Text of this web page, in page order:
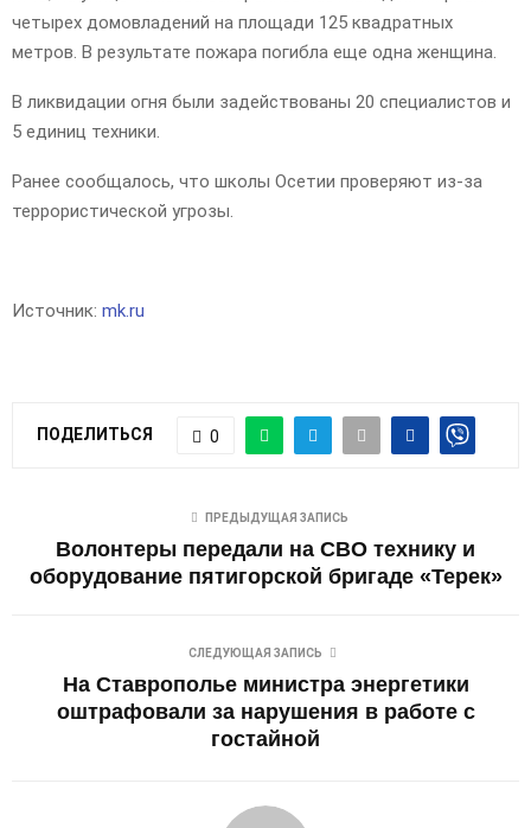
четырех домовладений на площади 125 квадратных
метров. В результате пожара погибла еще одна женщина.
В ликвидации огня были задействованы 20 специалистов и
5 единиц техники.
Ранее сообщалось, что школы Осетии проверяют из-за
террористической угрозы.
Источник: mk.ru
ПОДЕЛИТЬСЯ 0
ПРЕДЫДУЩАЯ ЗАПИСЬ
Волонтеры передали на СВО технику и
оборудование пятигорской бригаде «Терек»
СЛЕДУЮЩАЯ ЗАПИСЬ
На Ставрополье министра энергетики
оштрафовали за нарушения в работе с
гостайной